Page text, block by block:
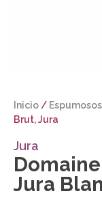
Inicio/ Espumosos
Brut, Jura
Jura
Jura